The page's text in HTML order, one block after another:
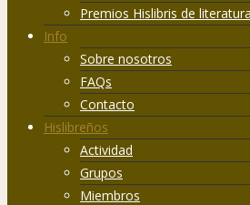
Premios Hislibris de
Info
Sobre nosotros
FAQs
Contacto
Hislibreños
Actividad
Grupos
Miembros